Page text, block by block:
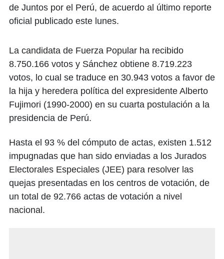
de Juntos por el Perú, de acuerdo al último reporte
oficial publicado este lunes.
La candidata de Fuerza Popular ha recibido
8.750.166 votos y Sánchez obtiene 8.719.223
votos, lo cual se traduce en 30.943 votos a favor de
la hija y heredera política del expresidente Alberto
Fujimori (1990-2000) en su cuarta postulación a la
presidencia de Perú.
Hasta el 93 % del cómputo de actas, existen 1.512
impugnadas que han sido enviadas a los Jurados
Electorales Especiales (JEE) para resolver las
quejas presentadas en los centros de votación, de
un total de 92.766 actas de votación a nivel
nacional.